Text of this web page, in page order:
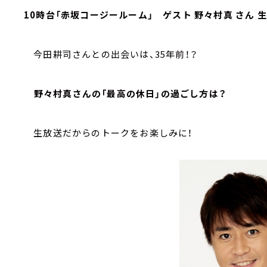
10時台「赤坂コージールーム」 ゲスト 野々村真 さん 生
今田耕司さんとの出会いは、35年前！？
野々村真さんの「最高の休日」の過ごし方は？
生放送だからのトークをお楽しみに！